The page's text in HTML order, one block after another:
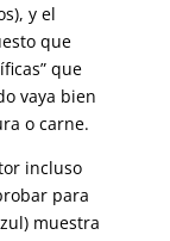
y el
que
que
vaya bien
o carne.
incluso
para
muestra